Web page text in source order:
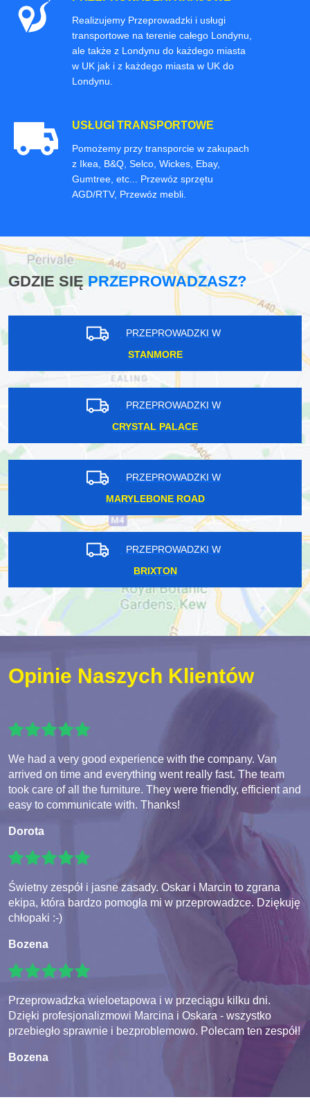
Realizujemy Przeprowadzki i usługi
transportowe na terenie całego Londynu,
ale także z Londynu do każdego miasta
w UK jak i z każdego miasta w UK do
Londynu.
USŁUGI TRANSPORTOWE
Pomożemy przy transporcie w zakupach
z Ikea, B&Q, Selco, Wickes, Ebay,
Gumtree, etc... Przewóz sprzętu
AGD/RTV, Przewóz mebli.
GDZIE SIĘPRZEPROWADZASZ?
PRZEPROWADZKI W
STANMORE
PRZEPROWADZKI W
CRYSTAL PALACE
PRZEPROWADZKI W
MARYLEBONE ROAD
PRZEPROWADZKI W
BRIXTON
Opinie Naszych Klientów
We had a very good experience with the company. Van
arrived on time and everything went really fast. The team
took care of all the furniture. They were friendly, efficient and
easy to communicate with. Thanks!
Dorota
Świetny zespół i jasne zasady. Oskar i Marcin to zgrana
ekipa, która bardzo pomogła mi w przeprowadzce. Dziękuję
chłopaki :-)
Bozena
Przeprowadzka wieloetapowa i w przeciągu kilku dni.
Dzięki profesjonalizmowi Marcina i Oskara - wszystko
przebiegło sprawnie i bezproblemowo. Polecam ten zespół!
Bozena